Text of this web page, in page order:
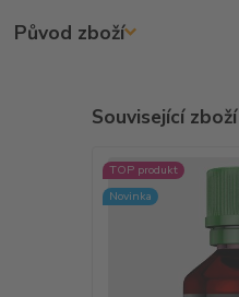
Původ zboží
Související zboží
TOP produkt
Novinka